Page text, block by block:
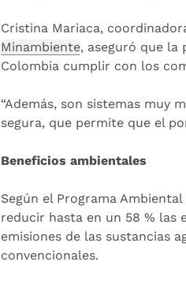
Cristina Mariaca,
Minambiente, aseguró que
Colombia cumplir con los
“Además, son sistemas muy
segura, que permite que el
Beneficios ambientales
Según el Programa
reducir hasta en un 58 % las
emisiones de las sustancias
convencionales.